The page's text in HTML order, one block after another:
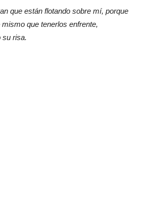
que están flotando sobre mí, porque
que tenerlos enfrente,
su risa.